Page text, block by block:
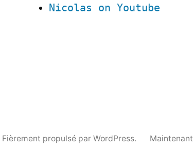
Nicolas on Youtube
Fièrement propulsé par WordPress. Maintenant